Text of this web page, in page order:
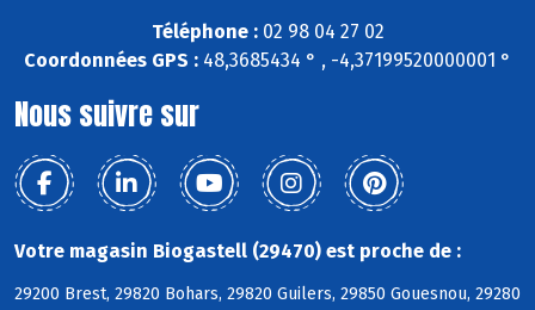
Téléphone :02 98 04 27 02
Coordonnées GPS : 48,3685434 ° , -4,37199520000001 °
Nous suivre sur
Votre magasin Biogastell (29470) est proche de :
29200 Brest, 29820 Bohars, 29820 Guilers, 29850 Gouesnou, 29280